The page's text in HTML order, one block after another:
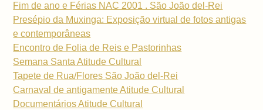
Fim de ano e Férias NAC 2001 . São João del-Rei
Presépio da Muxinga: Exposição virtual de fotos antigas
e contemporâneas
Encontro de Folia de Reis e Pastorinhas
Semana Santa Atitude Cultural
Tapete de Rua/Flores São João del-Rei
Carnaval de antigamente Atitude Cultural
Documentários Atitude Cultural